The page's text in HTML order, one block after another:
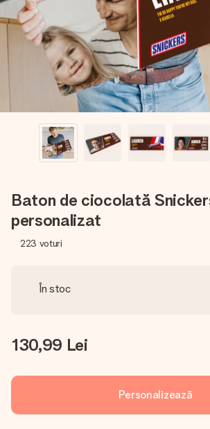
fotografia ta sau un mesaj din suflet.
doar bucură-te de moment.
Baton de ciocolată
personalizat
223 voturi
În stoc
130,99 Lei
Personalizează